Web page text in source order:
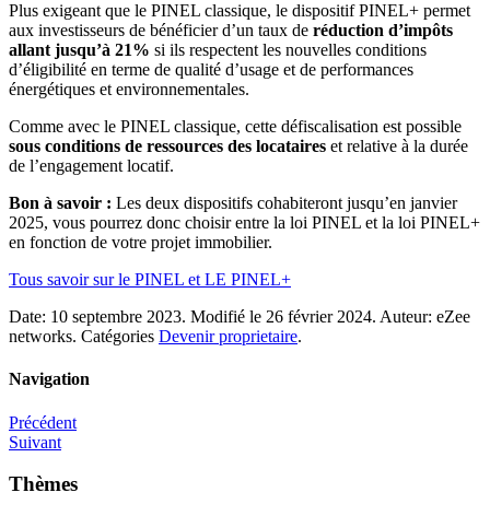
Plus exigeant que le PINEL classique, le dispositif PINEL+ permet
aux investisseurs de bénéficier d’un taux de réduction d’impôts
allant jusqu’à 21% si ils respectent les nouvelles conditions
d’éligibilité en terme de qualité d’usage et de performances
énergétiques et environnementales.
Comme avec le PINEL classique, cette défiscalisation est possible
sous conditions de ressources des locataires et relative à la durée
de l’engagement locatif.
Bon à savoir : Les deux dispositifs cohabiteront jusqu’en janvier
2025, vous pourrez donc choisir entre la loi PINEL et la loi PINEL+
en fonction de votre projet immobilier.
Tous savoir sur le PINEL et LE PINEL+
Date: 10 septembre 2023. Modifié le 26 février 2024. Auteur: eZee
networks. Catégories Devenir proprietaire.
Navigation
Précédent
Suivant
Thèmes